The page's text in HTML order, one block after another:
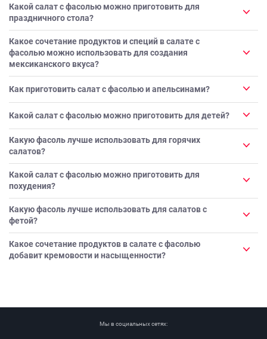
Какой салат с фасолью можно приготовить для
праздничного стола?
Какое сочетание продуктов и специй в салате с
фасолью можно использовать для создания
мексиканского вкуса?
Как приготовить салат с фасолью и апельсинами?
Какой салат с фасолью можно приготовить для детей?
Какую фасоль лучше использовать для горячих
салатов?
Какой салат с фасолью можно приготовить для
похудения?
Какую фасоль лучше использовать для салатов с
фетой?
Какое сочетание продуктов в салате с фасолью
добавит кремовости и насыщенности?
Мы в социальных сетях: